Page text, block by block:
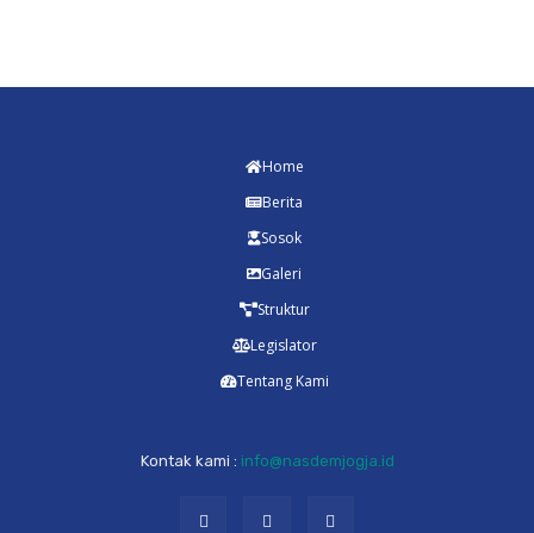
Home
Berita
Sosok
Galeri
Struktur
Legislator
Tentang Kami
Kontak kami : info@nasdemjogja.id